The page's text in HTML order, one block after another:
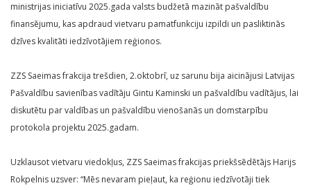
ministrijas iniciatīvu 2025.gada valsts budžetā mazināt pašvaldību
finansējumu, kas apdraud vietvaru pamatfunkciju izpildi un pasliktinās
dzīves kvalitāti iedzīvotājiem reģionos.
ZZS Saeimas frakcija trešdien, 2.oktobrī, uz sarunu bija aicinājusi Latvijas
Pašvaldību savienības vadītāju Gintu Kaminski un pašvaldību vadītājus, lai
diskutētu par valdības un pašvaldību vienošanās un domstarpību
protokola projektu 2025.gadam.
Uzklausot vietvaru viedokļus, ZZS Saeimas frakcijas priekšsēdētājs Harijs
Rokpelnis uzsver: “Mēs nevaram pieļaut, ka reģionu iedzīvotāji tiek